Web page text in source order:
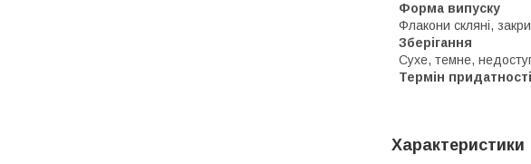
Форма випуску
Флакони скляні,
Зберігання
Сухе, темне,
Термін придатності
Характеристики